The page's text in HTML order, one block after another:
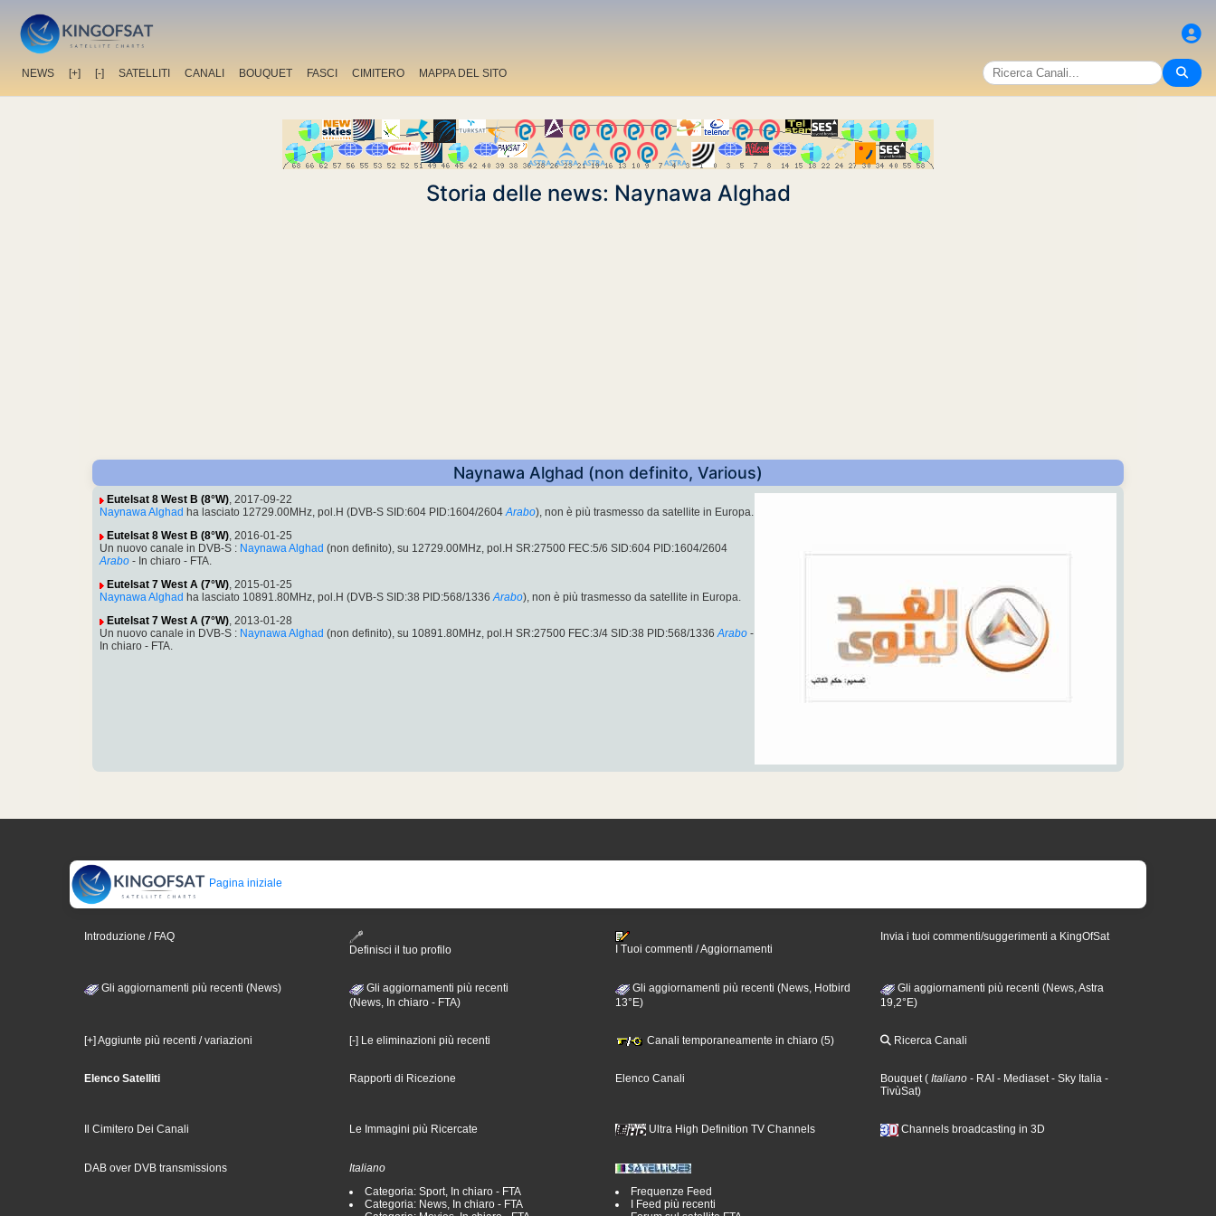
NEWS [+] [-] SATELLITI CANALI BOUQUET FASCI CIMITERO MAPPA DEL SITO
Storia delle news: Naynawa Alghad
Naynawa Alghad (non definito, Various)
Eutelsat 8 West B (8°W), 2017-09-22
Naynawa Alghad ha lasciato 12729.00MHz, pol.H (DVB-S SID:604 PID:1604/2604 Arabo), non è più trasmesso da satellite in Europa.
Eutelsat 8 West B (8°W), 2016-01-25
Un nuovo canale in DVB-S : Naynawa Alghad (non definito), su 12729.00MHz, pol.H SR:27500 FEC:5/6 SID:604 PID:1604/2604
Arabo - In chiaro - FTA.
Eutelsat 7 West A (7°W), 2015-01-25
Naynawa Alghad ha lasciato 10891.80MHz, pol.H (DVB-S SID:38 PID:568/1336 Arabo), non è più trasmesso da satellite in Europa.
Eutelsat 7 West A (7°W), 2013-01-28
Un nuovo canale in DVB-S : Naynawa Alghad (non definito), su 10891.80MHz, pol.H SR:27500 FEC:3/4 SID:38 PID:568/1336 Arabo -
In chiaro - FTA.
Pagina iniziale
Introduzione / FAQ
Definisci il tuo profilo
I Tuoi commenti / Aggiornamenti
Invia i tuoi commenti/suggerimenti a KingOfSat
Gli aggiornamenti più recenti (News)
Gli aggiornamenti più recenti
(News, In chiaro - FTA)
Gli aggiornamenti più recenti (News, Hotbird
13°E)
Gli aggiornamenti più recenti (News, Astra
19,2°E)
[+] Aggiunte più recenti / variazioni [-] Le eliminazioni più recenti Canali temporaneamente in chiaro (5) Ricerca Canali
Elenco Satelliti Rapporti di Ricezione Elenco Canali Bouquet( Italiano - RAI - Mediaset- Sky Italia -
TivùSat)
Il Cimitero Dei Canali Le Immagini più Ricercate Ultra High Definition TV Channels Channels broadcasting in 3D
DAB over DVB transmissions
Italiano
Categoria: Sport, In chiaro - FTA
Categoria: News, In chiaro - FTA
Frequenze Feed
I Feed più recenti